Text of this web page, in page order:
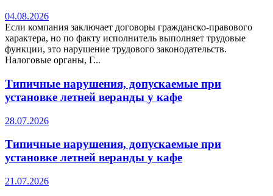
04.08.2026
Если компания заключает договоры гражданско-правового
характера, но по факту исполнитель выполняет трудовые
функции, это нарушение трудового законодательств.
Налоговые органы, Г...
Типичные нарушения, допускаемые при
установке летней веранды у кафе
28.07.2026
Типичные нарушения, допускаемые при
установке летней веранды у кафе
21.07.2026